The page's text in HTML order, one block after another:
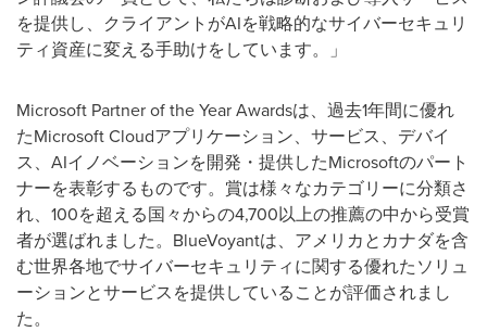
を提供し、クライアントがAIを戦略的なサイバーセキュリ
ティ資産に変える手助けをしています。」
Microsoft Partner of the Year Awardsは、過去1年間に優れ
たMicrosoft Cloudアプリケーション、サービス、デバイ
ス、 AIイノベーションを開発・提供したMicrosoftのパート
ナーを表彰するものです。 賞は様々なカテゴリーに分類さ
れ、 100を超える国々からの4,700以上の推薦の中から受賞
者が選ばれました。 BlueVoyantは、アメリカとカナダを含
む世界各地でサイバーセキュリティに関する優れたソリュ
ーションとサービスを提供していることが評価されまし
た。